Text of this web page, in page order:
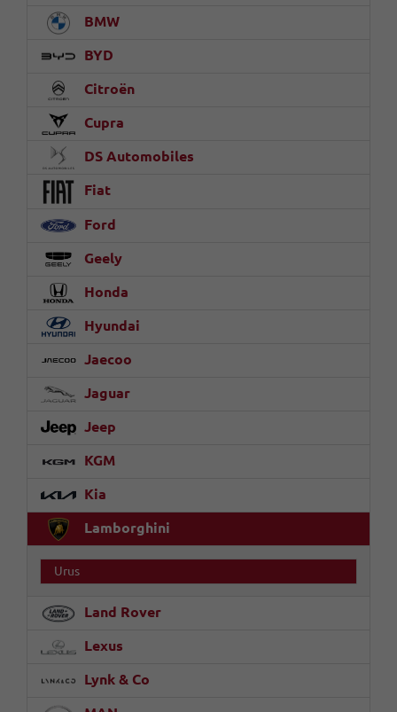
BMW
BYD
Citroën
Cupra
DS Automobiles
Fiat
Ford
Geely
Honda
Hyundai
Jaecoo
Jaguar
Jeep
KGM
Kia
Lamborghini
Urus
Land Rover
Lexus
Lynk & Co